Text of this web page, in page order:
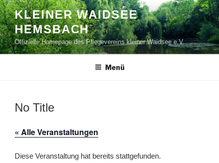
Zum
Inhalt
springen
KLEINER WAIDSEE
HEMSBACH
Offizielle Homepage des Pflegevereins kleiner Waidsee e.V.
Menü
No Title
« Alle Veranstaltungen
Diese Veranstaltung hat bereits stattgefunden.